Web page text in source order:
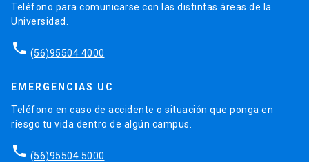
Teléfono para comunicarse con las distintas áreas de la
Universidad.
phone (56)95504 4000
EMERGENCIAS UC
Teléfono en caso de accidente o situación que ponga en
riesgo tu vida dentro de algún campus.
phone (56)95504 5000